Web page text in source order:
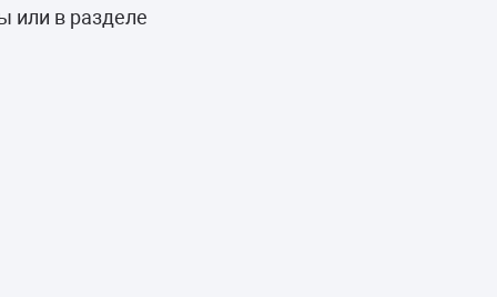
или в разделе